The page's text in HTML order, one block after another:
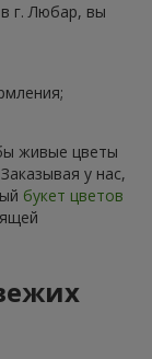
г. Любар, вы
живые цветы
у нас,
букет цветов